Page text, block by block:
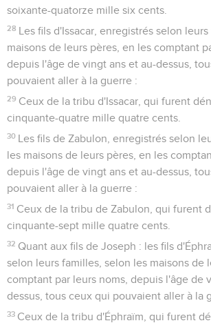
soixante-quatorze mille six cents.
28 Les fils d'Issacar, enregistrés selon
maisons de leurs pères, en les comptant
depuis l'âge de vingt ans et au-dessus,
pouvaient aller à la guerre :
29 Ceux de la tribu d'Issacar, qui furent
cinquante-quatre mille quatre cents.
30 Les fils de Zabulon, enregistrés selon
les maisons de leurs pères, en les
depuis l'âge de vingt ans et au-dessus,
pouvaient aller à la guerre :
31 Ceux de la tribu de Zabulon, qui furent
cinquante-sept mille quatre cents.
32 Quant aux fils de Joseph : les fils
selon leurs familles, selon les maisons de
comptant par leurs noms, depuis l'âge de
dessus, tous ceux qui pouvaient aller à la
33 Ceux de la tribu d'Éphraïm, qui furent